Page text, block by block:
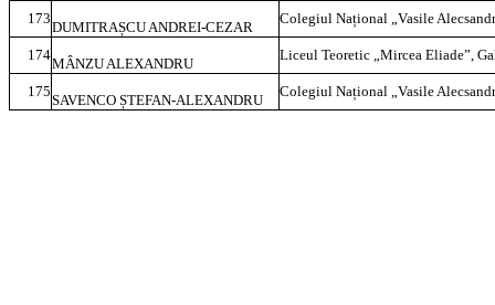
173
DUMITRAȘCU ANDREI-CEZAR
Colegiul Național „Vasile
174
MÂNZU ALEXANDRU
Liceul Teoretic „Mircea Eliade”,
175
SAVENCO ȘTEFAN-ALEXANDRU
Colegiul Național „Vasile